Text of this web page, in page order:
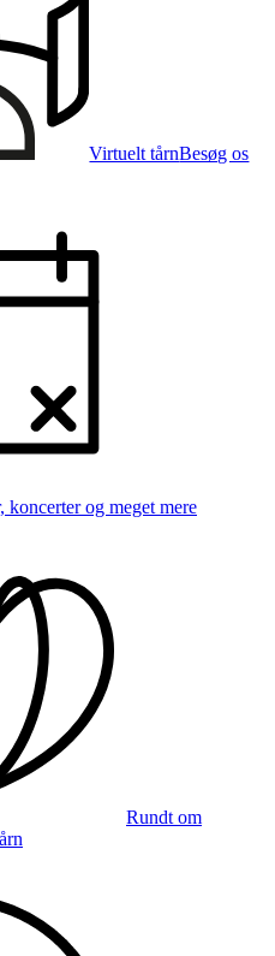
Virtuelt tårnBesøg os
koncerter og meget mere
Rundt om